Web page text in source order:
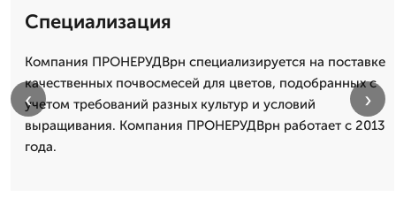
Специализация
Компания ПРОНЕРУДВрн специализируется на поставке
качественных почвосмесей для цветов, подобранных с
учетом требований разных культур и условий
выращивания. Компания ПРОНЕРУДВрн работает с 2013
года.
‹ ›